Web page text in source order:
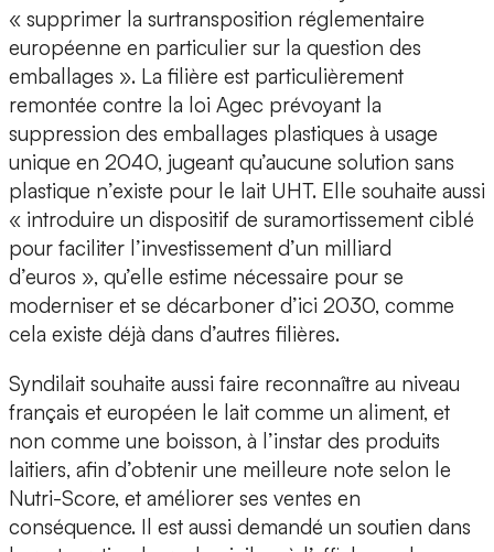
« supprimer la surtransposition réglementaire
européenne en particulier sur la question des
emballages ». La filière est particulièrement
remontée contre la loi Agec prévoyant la
suppression des emballages plastiques à usage
unique en 2040, jugeant qu’aucune solution sans
plastique n’existe pour le lait UHT. Elle souhaite aussi
« introduire un dispositif de suramortissement ciblé
pour faciliter l’investissement d’un milliard
d’euros », qu’elle estime nécessaire pour se
moderniser et se décarboner d’ici 2030, comme
cela existe déjà dans d’autres filières.
Syndilait souhaite aussi faire reconnaître au niveau
français et européen le lait comme un aliment, et
non comme une boisson, à l’instar des produits
laitiers, afin d’obtenir une meilleure note selon le
Nutri-Score, et améliorer ses ventes en
conséquence. Il est aussi demandé un soutien dans